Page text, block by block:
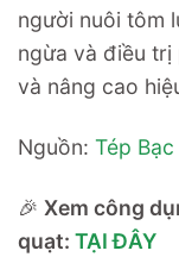
người nuôi tôm
ngừa và điều trị
và nâng cao
Nguồn: Tép Bạc
🎉 Xem công
quạt: TẠI ĐÂY